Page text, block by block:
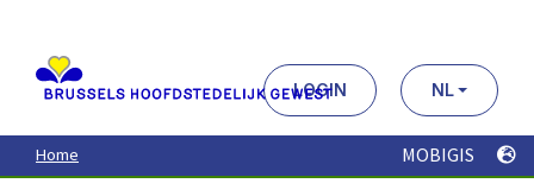
contenu
principal
LOGIN NL
Home MOBIGIS